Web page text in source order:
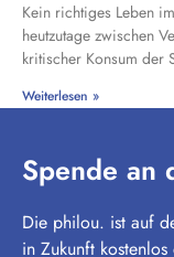
Kein richtiges Leben
heutzutage zwischen
kritischer Konsum der
Weiterlesen »
Spende an
Die philou. ist auf
in Zukunft